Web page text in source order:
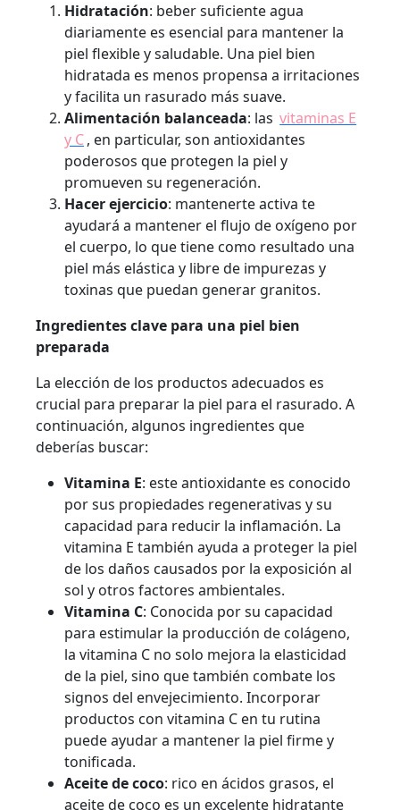
Hidratación: beber suficiente agua
diariamente es esencial para mantener la
piel flexible y saludable. Una piel bien
hidratada es menos propensa a irritaciones
y facilita un rasurado más suave.
Alimentación balanceada: las vitaminas E
y C, en particular, son antioxidantes
poderosos que protegen la piel y
promueven su regeneración.
Hacer ejercicio: mantenerte activa te
ayudará a mantener el flujo de oxígeno por
el cuerpo, lo que tiene como resultado una
piel más elástica y libre de impurezas y
toxinas que puedan generar granitos.
Ingredientes clave para una piel bien
preparada
La elección de los productos adecuados es
crucial para preparar la piel para el rasurado. A
continuación, algunos ingredientes que
deberías buscar:
Vitamina E: este antioxidante es conocido
por sus propiedades regenerativas y su
capacidad para reducir la inflamación. La
vitamina E también ayuda a proteger la piel
de los daños causados por la exposición al
sol y otros factores ambientales.
Vitamina C: Conocida por su capacidad
para estimular la producción de colágeno,
la vitamina C no solo mejora la elasticidad
de la piel, sino que también combate los
signos del envejecimiento. Incorporar
productos con vitamina C en tu rutina
puede ayudar a mantener la piel firme y
tonificada.
Aceite de coco: rico en ácidos grasos, el
aceite de coco es un excelente hidratante